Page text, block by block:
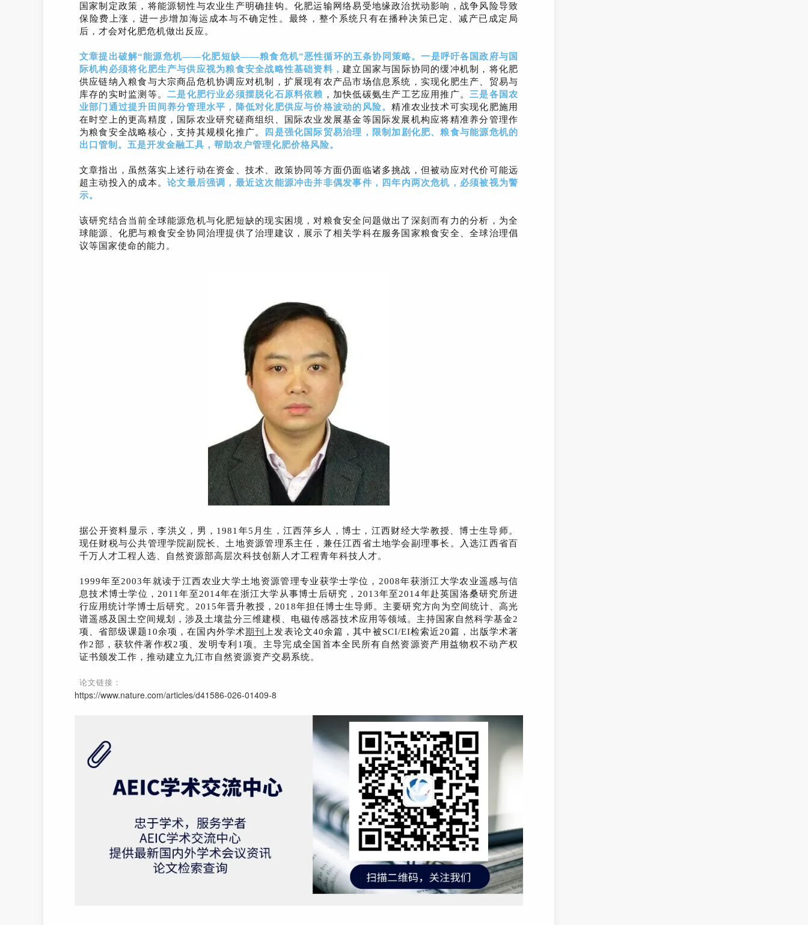
国家制定政策，将能源韧性与农业生产明确挂钩。化肥运输网络易受地缘政治扰动影响，战争风险导致
保险费上涨，进一步增加海运成本与不确定性。最终，整个系统只有在播种决策已定、减产已成定局
后，才会对化肥危机做出反应。
文章提出破解“能源危机——化肥短缺——粮食危机”恶性循环的五条协同策略。一是呼吁各国政府与国
际机构必须将化肥生产与供应视为粮食安全战略性基础资料 ，建立国家与国际协同的缓冲机制，将化肥
供应链纳入粮食与大宗商品危机协调应对机制，扩展现有农产品市场信息系统，实现化肥生产、贸易与
库存的实时监测等。二是化肥行业必须摆脱化石原料依赖 ， 加快低碳氨生产工艺应用推广。 三是各国农
业部门通过提升田间养分管理水平，降低对化肥供应与价格波动的风险。精准农业技术可实现化肥施用
在时空上的更高精度，国际农业研究磋商组织、国际农业发展基金等国际发展机构应将精准养分管理作
为粮食安全战略核心，支持其规模化推广。
四是强化国际贸易治理，限制加剧化肥、粮食与能源危机的
出口管制 。 五是开发金融工具，帮助农户管理化肥价格风险。
文章指出，虽然落实上述行动在资金、技术、政策协同等方面仍面临诸多挑战，但被动应对代价可能远
超主动投入的成本。论文最后强调，最近这次能源冲击并非偶发事件，四年内两次危机，必须被视为警
示。
该研究结合当前全球能源危机与化肥短缺的现实困境，对粮食安全问题做出了深刻而有力的分析，为全
球能源、化肥与粮食安全协同治理提供了治理建议，展示了相关学科在服务国家粮食安全、全球治理倡
议等国家使命的能力。
据公开资料显示，李洪义，男，1981年5月生，江西萍乡人，博士，江西财经大学教授、博士生导师。
现任财税与公共管理学院副院长、土地资源管理系主任，兼任江西省土地学会副理事长。入选江西省百
千万人才工程人选、自然资源部高层次科技创新人才工程青年科技人才。
1999年至2003年就读于江西农业大学土地资源管理专业获学士学位，2008年获浙江大学农业遥感与信
息技术博士学位，2011年至2014年在浙江大学从事博士后研究，2013年至2014年赴英国洛桑研究所进
行应用统计学博士后研究。2015年晋升教授，2018年担任博士生导师。主要研究方向为空间统计、高光
谱遥感及国土空间规划，涉及土壤盐分三维建模、电磁传感器技术应用等领域。主持国家自然科学基金2
项、省部级课题10余项，在国内外学术期刊
上发表论文40余篇，其中被SCI/EI检索近20篇，出版学术著
作2部，获软件著作权2项、发明专利1项。主导完成全国首本全民所有自然资源资产用益物权不动产权
证书颁发工作，推动建立九江市自然资源资产交易系统。
论文链接：
https://www.nature.com/articles/d41586-026-01409-8